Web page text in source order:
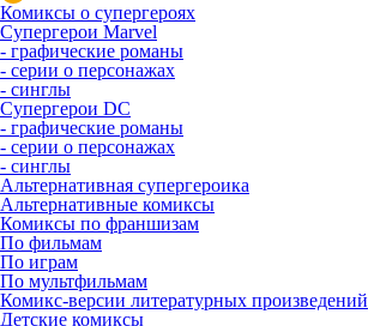
Комиксы о супергероях
Супергерои Marvel
- графические романы
- серии о персонажах
- синглы
Супергерои DC
- графические романы
- серии о персонажах
- синглы
Альтернативная супергероика
Альтернативные комиксы
Комиксы по франшизам
По фильмам
По играм
По мультфильмам
Комикс-версии литературных произведений
Детские комиксы